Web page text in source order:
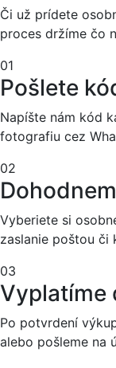
Či už prídete
proces držíme čo
01
Pošlete
Napíšte nám kód
fotografiu cez
02
Vyberiete si
zaslanie poštou či
03
Vyplatíme
Po potvrdení
alebo pošleme na